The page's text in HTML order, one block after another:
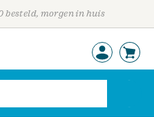
besteld, morgen in huis